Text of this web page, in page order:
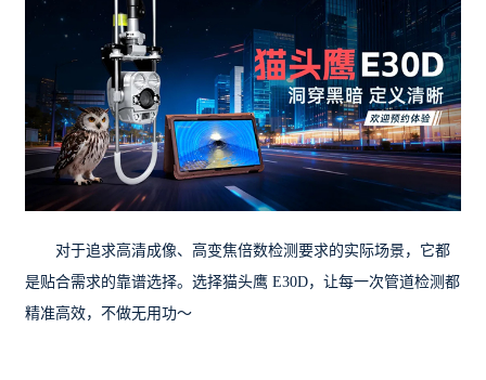
从市政排水巡检、工业管道腐蚀检测，到小区物业隐患排
查，猫头鹰E30D用实打实的设计，解决了一线检测“看不清、找
不准、操作累”的核心问题。